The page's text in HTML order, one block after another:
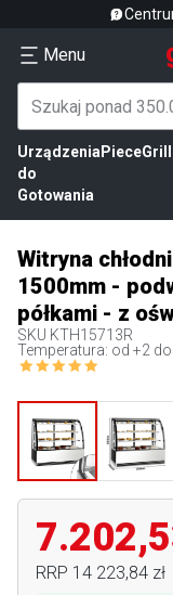
Menu
Urządzenia
do
Gotowania
Piece
Witryna
1500mm -
półkami - z
SKU KTH15713R
Temperatura: od +2 do
RRP 14 223,84 zł